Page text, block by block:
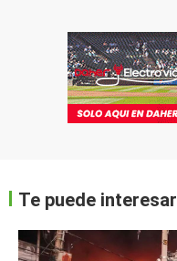
Te puede interesar